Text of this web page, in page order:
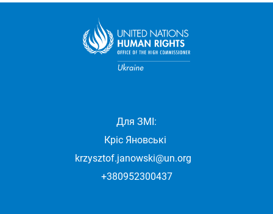
Для ЗМІ:
Кріс Яновські
krzysztof.janowski@un.org
+380952300437